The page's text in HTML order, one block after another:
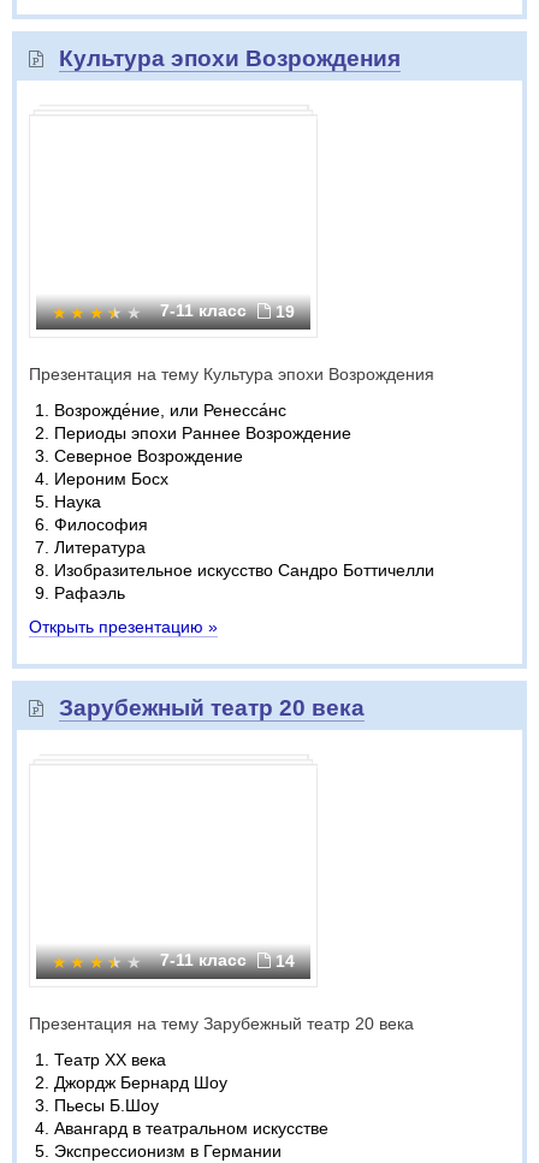
Культура эпохи Возрождения
7-11 класс 19
Презентация на тему Культура эпохи Возрождения
Возрожде́ние, или Ренесса́нс
Периоды эпохи Раннее Возрождение
Северное Возрождение
Иероним Босх
Наука
Философия
Литература
Изобразительное искусство Сандро Боттичелли
Рафаэль
Открыть презентацию »
Зарубежный театр 20 века
7-11 класс 14
Презентация на тему Зарубежный театр 20 века
Театр XX века
Джордж Бернард Шоу
Пьесы Б.Шоу
Авангард в театральном искусстве
Экспрессионизм в Германии